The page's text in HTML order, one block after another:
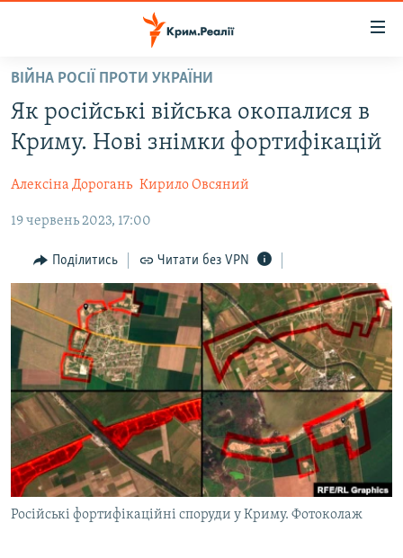
Перейти
основного
матеріалу
Перейти
до
навігації
Перейти
пошуку
ВОДА.КРИМ
ВІДЕО ТА ФОТО
ПОЛІТИКА
БЛОГИ
ПОГЛЯД
ІНТЕРВ'Ю
ВСЕ ЗА ДЕНЬ
СПЕЦПРОЕКТИ
ДЕПОРТАЦІЯ
ВІДЕОУРОКИ «ELIFBE»
СВІДЧЕННЯ ОКУПАЦІЇ
УКРАЇНСЬКА ПРОБЛЕМА КРИМУ
ІНФОГРАФІКА
ЯК ОБІЙТИ БЛОКУВАННЯ
Русский
Qırımtatar
ДОЛУЧАЙСЯ!
ВІЙНА РОСІЇ ПРОТИ УКРАЇНИ
Як російські війська окопалися в
Криму. Нові знімки фортифікацій
Алексіна Дорогань Кирило Овсяний
19 червень 2023, 17:00
Поділитись Читати без VPN
Російські фортифікаційні споруди у Криму. Фотоколаж